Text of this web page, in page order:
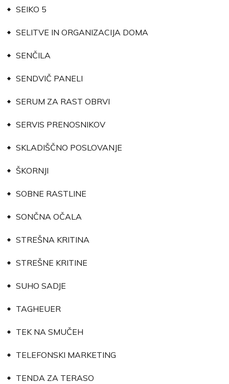
SEIKO 5
SELITVE IN ORGANIZACIJA DOMA
SENČILA
SENDVIČ PANELI
SERUM ZA RAST OBRVI
SERVIS PRENOSNIKOV
SKLADIŠČNO POSLOVANJE
ŠKORNJI
SOBNE RASTLINE
SONČNA OČALA
STREŠNA KRITINA
STREŠNE KRITINE
SUHO SADJE
TAGHEUER
TEK NA SMUČEH
TELEFONSKI MARKETING
TENDA ZA TERASO